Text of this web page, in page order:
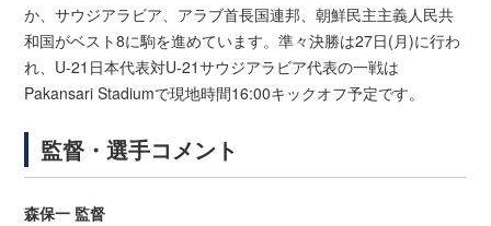
か、サウジアラビア、アラブ首長国連邦、朝鮮民主主義人民共
和国がベスト8に駒を進めています。準々決勝は27日(月)に行わ
れ、U-21日本代表対U-21サウジアラビア代表の一戦は
Pakansari Stadiumで現地時間16:00キックオフ予定です。
監督・選手コメント
森保一 監督